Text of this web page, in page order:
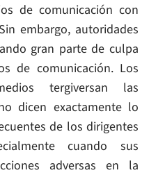
de comunicación con
embargo, autoridades
gran parte de culpa
de comunicación. Los
tergiversan las
dicen exactamente lo
de los dirigentes
cuando sus
adversas en la